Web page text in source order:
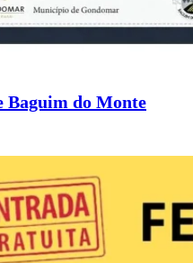
Baguim do Monte